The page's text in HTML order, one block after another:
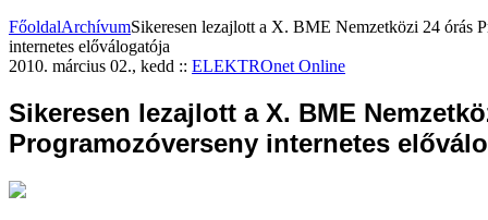
FőoldalArchívumSikeresen lezajlott a X. BME Nemzetközi 24 órás
internetes előválogatója
2010. március 02., kedd :: ELEKTROnet Online
Sikeresen lezajlott a X. BME
Programozóverseny internetes